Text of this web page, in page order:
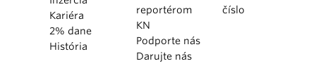
Kariéra
2% dane
História
reportérom
KN
Podporte nás
Darujte nás
číslo